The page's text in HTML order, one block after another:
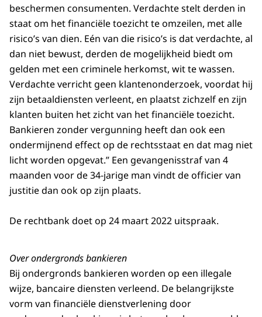
beschermen consumenten. Verdachte stelt derden in
staat om het financiële toezicht te omzeilen, met alle
risico’s van dien. Eén van die risico’s is dat verdachte, al
dan niet bewust, derden de mogelijkheid biedt om
gelden met een criminele herkomst, wit te wassen.
Verdachte verricht geen klantenonderzoek, voordat hij
zijn betaaldiensten verleent, en plaatst zichzelf en zijn
klanten buiten het zicht van het financiële toezicht.
Bankieren zonder vergunning heeft dan ook een
ondermijnend effect op de rechtsstaat en dat mag niet
licht worden opgevat.” Een gevangenisstraf van 4
maanden voor de 34-jarige man vindt de officier van
justitie dan ook op zijn plaats.
De rechtbank doet op 24 maart 2022 uitspraak.
Over ondergronds bankieren
Bij ondergronds bankieren worden op een illegale
wijze, bancaire diensten verleend. De belangrijkste
vorm van financiële dienstverlening door